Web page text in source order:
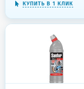
КУПИТЬ В 1 КЛИК